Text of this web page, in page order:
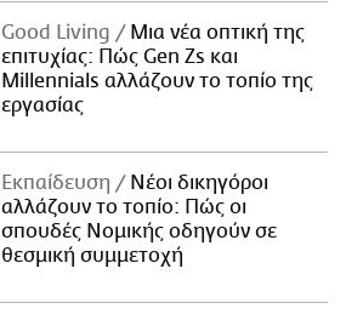
Good Living
Μια νέα οπτική της
επιτυχίας: Πώς Gen Zs και
Millennials αλλάζουν το τοπίο της
εργασίας
Εκπαίδευση
Νέοι δικηγόροι
αλλάζουν το τοπίο: Πώς οι
σπουδές Νομικής οδηγούν σε
θεσμική συμμετοχή